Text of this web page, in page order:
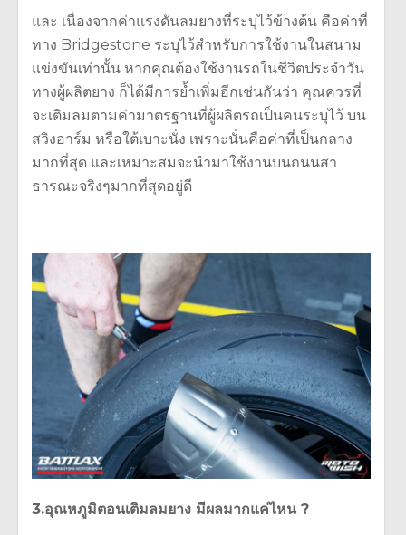
และ เนื่องจากค่าแรงดันลมยางที่ระบุไว้ข้างต้น คือค่าที่
ทาง Bridgestone ระบุไว้สำหรับการใช้งานในสนาม
แข่งขันเท่านั้น หากคุณต้องใช้งานรถในชีวิตประจำวัน
ทางผู้ผลิตยาง ก็ได้มีการย้ำเพิ่มอีกเช่นกันว่า คุณควรที่
จะเติมลมตามค่ามาตรฐานที่ผู้ผลิตรถเป็นคนระบุไว้ บน
สวิงอาร์ม หรือใต้เบาะนั่ง เพราะนั่นคือค่าที่เป็นกลาง
มากที่สุด และเหมาะสมจะนำมาใช้งานบนถนนสา
ธารณะจริงๆมากที่สุดอยู่ดี
3.อุณหภูมิตอนเติมลมยาง มีผลมากแค่ไหน ?